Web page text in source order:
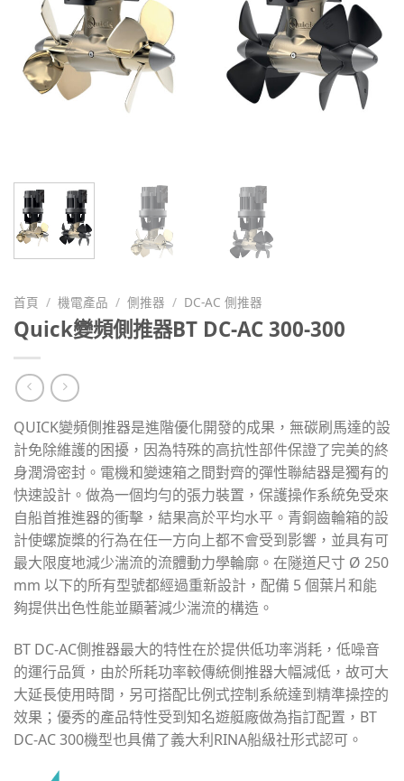
首頁 / 機電產品 / 側推器 / DC-AC 側推器
Quick變頻側推器BT DC-AC 300-300
QUICK變頻側推器是進階優化開發的成果，無碳刷馬達的設
計免除維護的困擾，因為特殊的高抗性部件保證了完美的終
身潤滑密封。電機和變速箱之間對齊的彈性聯結器是獨有的
快速設計。做為一個均勻的張力裝置，保護操作系統免受來
自船首推進器的衝擊，結果高於平均水平。青銅齒輪箱的設
計使螺旋槳的行為在任一方向上都不會受到影響，並具有可
最大限度地減少湍流的流體動力學輪廓。在隧道尺寸 Ø 250
mm 以下的所有型號都經過重新設計，配備 5 個葉片和能
夠提供出色性能並顯著減少湍流的構造。
BT DC-AC側推器最大的特性在於提供低功率消耗，低噪音
的運行品質，由於所耗功率較傳統側推器大幅減低，故可大
大延長使用時間，另可搭配比例式控制系統達到精準操控的
效果；優秀的產品特性受到知名遊艇廠做為指訂配置，BT
DC-AC 300機型也具備了義大利RINA船級社形式認可。